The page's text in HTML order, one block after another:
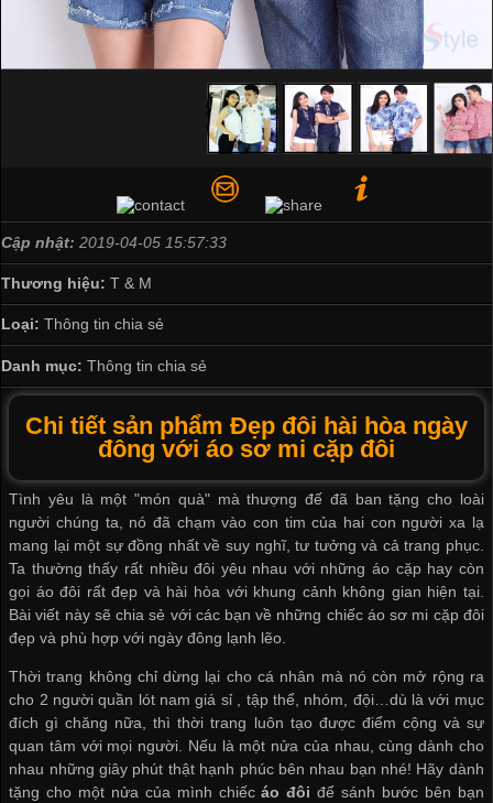
Cập nhật: 2019-04-05 15:57:33
Thương hiệu: T & M
Loại: Thông tin chia sẻ
Danh mục: Thông tin chia sẻ
Chi tiết sản phẩm Đẹp đôi hài hòa ngày
đông với áo sơ mi cặp đôi
Tình yêu là một "món quà" mà thượng đế đã ban tặng cho loài
người chúng ta, nó đã chạm vào con tim của hai con người xa lạ
mang lại một sự đồng nhất về suy nghĩ, tư tưởng và cả trang phục.
Ta thường thấy rất nhiều đôi yêu nhau với những áo cặp hay còn
gọi áo đôi rất đẹp và hài hòa với khung cảnh không gian hiện tại.
Bài viết này sẽ chia sẻ với các bạn về những chiếc áo sơ mi cặp đôi
đẹp và phù hợp với ngày đông lạnh lẽo.
Thời trang không chỉ dừng lại cho cá nhân mà nó còn mở rộng ra
cho 2 ngườiquần lót nam giá sỉ, tập thể, nhóm, đội…dù là với mục
đích gì chăng nữa, thì thời trang luôn tạo được điểm cộng và sự
quan tâm với mọi người. Nếu là một nửa của nhau, cùng dành cho
nhau những giây phút thật hạnh phúc bên nhau bạn nhé! Hãy dành
tặng cho một nửa của mình chiếcáo đôiđể sánh bước bên bạn